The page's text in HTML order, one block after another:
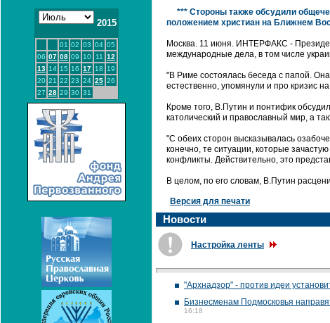
2015
01 02 03 04 05
06 07 08 09 10 11
12
13 14 15 16 17 18
19
20 21 22 23 24 25 26
27 28 29 30 31
*** Стороны также обсудили
положением христиан на Ближнем
Москва. 11 июня. ИНТЕРФАКС -
международные дела, в том числе
"В Риме состоялась беседа с папой.
естественно, упомянули и про кризис
Кроме того, В.Путин и понтифик
католический и православный мир, а
"С обеих сторон высказывалась
конечно, те ситуации, которые
конфликты. Действительно, это
В целом, по его словам, В.Путин
Версия для печати
Новости
Настройка ленты
"Архнадзор" - против идеи
Бизнесменам Подмосковья
16:18